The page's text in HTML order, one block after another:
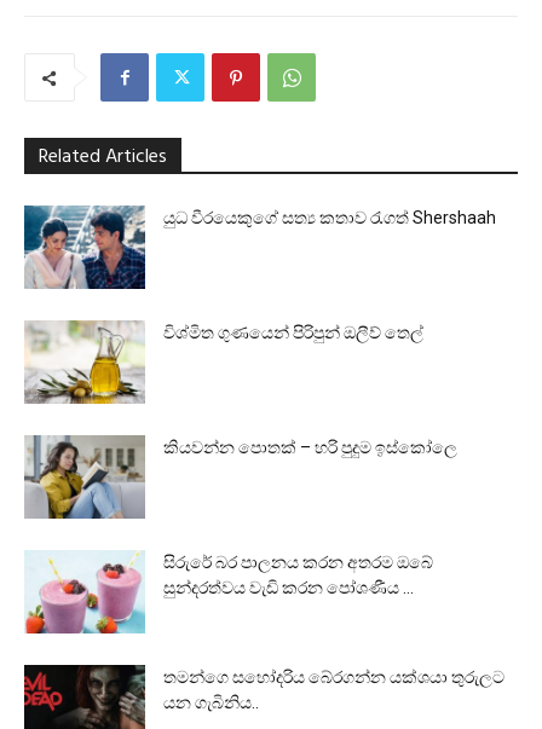
Related Articles
යුධ වීරයෙකුගේ සත්‍ය කතාව රැගත් Shershaah
විශ්මිත ගුණයෙන් පිරිපුන් ඔලීව් තෙල්
කියවන්න පොතක් – හරි පුදුම ඉස්කෝලෙ
සිරුරේ බර පාලනය කරන අතරම ඔබේ
සුන්දරත්වය වැඩි කරන පෝශණීය ...
තමන්ගෙ සහෝදරිය බේරගන්න යක්ශයා තුරුලට
යන ගැබිනිය..